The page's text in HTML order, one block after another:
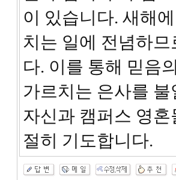
이 있습니다. 새해
치는 일에 전념하
다. 이를 통해 믿음
가르치는 은사를
자신과 캠퍼스 영
절히 기도합니다.